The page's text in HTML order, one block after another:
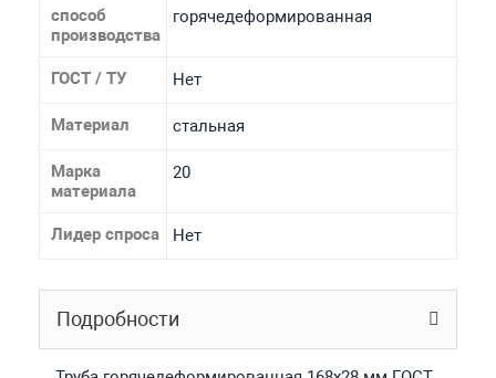
способ
производства
горячедеформированная
ГОСТ / ТУ Нет
Материал стальная
Марка
материала
20
Лидер спроса Нет
Подробности